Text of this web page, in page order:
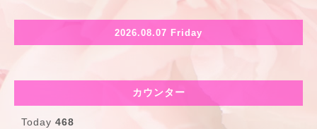
2026.08.07 Friday
カウンター
Today 468